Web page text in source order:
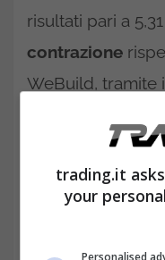
risultati pari a
contrazione
WeBuild, tramite
precisato che
risentito delle
contrastare la
Covid-19, le
trading.it
your
Personalised